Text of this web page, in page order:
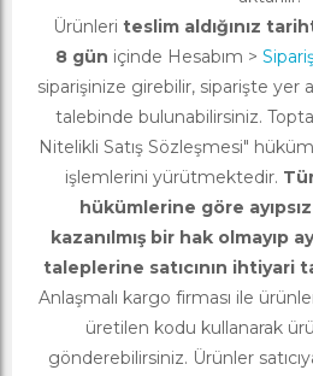
Ürünleri teslim aldığınız
8 gün içinde Hesabım >
siparişinize girebilir, siparişte yer
talebinde bulunabilirsiniz.
Nitelikli Satış Sözleşmesi"
işlemlerini yürütmektedir.
hükümlerine göre
kazanılmış bir hak olmayıp
taleplerine satıcının ihtiyari
Anlaşmalı kargo firması ile
üretilen kodu kullanarak
gönderebilirsiniz. Ürünler